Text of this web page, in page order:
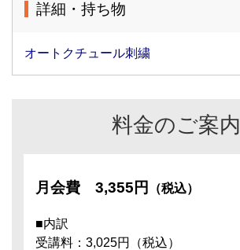
詳細・持ち物
オートクチュール刺繍
料金のご案内
月会費 3,355円 （税込）
■内訳
受講料：3,025円（税込）